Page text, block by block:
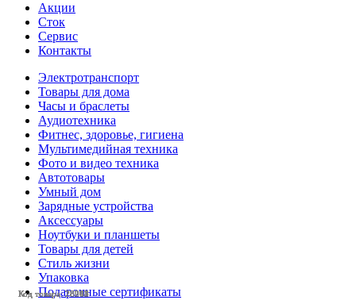
Код товара: 28208
Код товара: 28042
Код товара: 28203
Код товара: 28211
Код товара: 28205
Код товара: 28204
Код товара: 28043
Акции
Сток
Сервис
Контакты
Электротранспорт
Товары для дома
Часы и браслеты
Аудиотехника
Фитнес, здоровье, гигиена
Мультимедийная техника
Фото и видео техника
Автотовары
Умный дом
Зарядные устройства
Аксессуары
Ноутбуки и планшеты
Товары для детей
Стиль жизни
Упаковка
Подарочные сертификаты